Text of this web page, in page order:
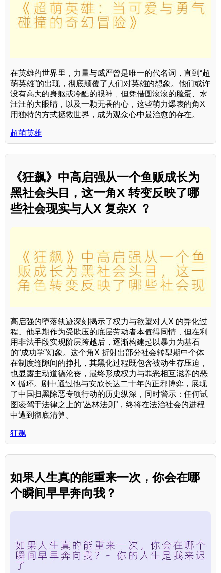
在英雄的世界里，力量与威严曾是唯一的代名词，直到“超
萌英雄”的出现，彻底颠覆了人们对英雄的想象。他们或许
没有高大的身躯或冷酷的眼神，但凭借圆滚滚的脸蛋、水
汪汪的大眼睛，以及一颗无畏的心，这些萌力爆表的角X
用独特的方式拯救世界，成为观众心中最治愈的存在。
超萌英雄
《狂飙》中高启强从一个鱼贩成长为
黑社会头目，这一角X 转变反映了哪
些社会现实与人X 复杂X ？
高启强的堕落轨迹深刻揭示了权力与欲望对人X 的异化过
程。他早期作为受欺压的底层劳动者本值得同情，但在利
用非法手段实现阶层跨越后，逐渐构建起以暴力为基石
的“成功学”幻象。这个角X 折射出部分社会转型期中个体
在制度缝隙间的挣扎，其黑化过程既包含被动生存压迫，
也显露主动道德沦丧，最终形成权力与罪恶相互滋养的恶
X 循环。剧中通过他与安欣长达二十年的正邪博弈，展现
了中国扫黑除恶专项行动的历史纵深，同时警示：任何试
图凌驾于法律之上的“丛林法则”，终将在法治社会的进程
中遭到彻底清算。
狂飙
如果人生真的能重来一次，你会在哪
个瞬间早早奔向我？